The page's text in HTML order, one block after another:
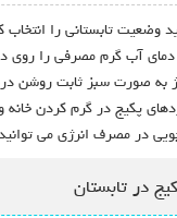
وضعیت تابستانی را
آب گرم مصرفی را روی
به صورت سبز ثابت روشن
پکیج در گرم کردن
در مصرف انرژی می
در تابستان